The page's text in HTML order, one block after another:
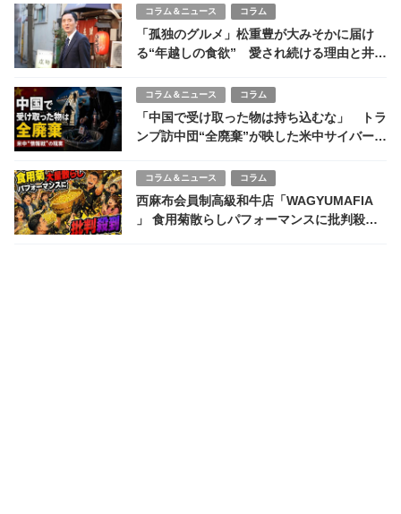
コラム＆ニュース コラム
「孤独のグルメ」松重豊が大みそかに届け
る“年越しの食欲” 愛され続ける理由と井之
コラム＆ニュース コラム
「中国で受け取った物は持ち込むな」 トラ
ンプ訪中団“全廃棄”が映した米中サイバー戦
コラム＆ニュース コラム
西麻布会員制高級和牛店「WAGYUMAFIA
」 食用菊散らしパフォーマンスに批判殺到